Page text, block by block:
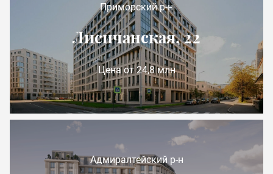
Приморский р-н
Лисичанская, 22
Цена от 24,8 млн
Адмиралтейский р-н